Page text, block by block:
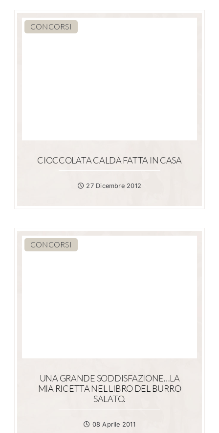
CONCORSI
CIOCCOLATA CALDA FATTA IN CASA
27 Dicembre 2012
CONCORSI
UNA GRANDE SODDISFAZIONE…LA
MIA RICETTA NEL LIBRO DEL BURRO
SALATO.
08 Aprile 2011